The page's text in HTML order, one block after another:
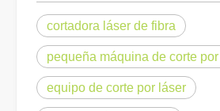
cortadora láser de fibra
pequeña máquina de corte
equipo de corte por láser